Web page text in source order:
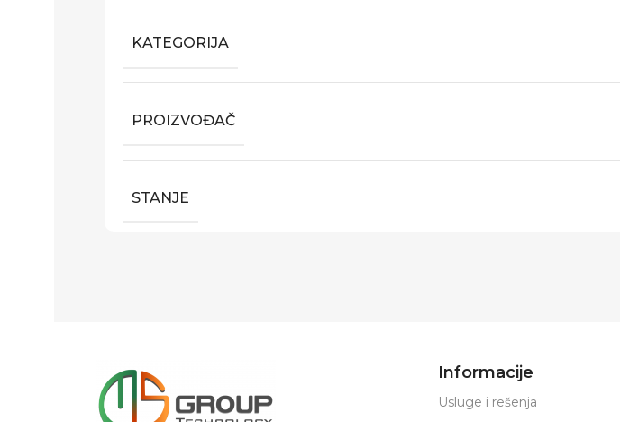
KATEGORIJA
PROIZVOĐAČ
STANJE
Informacije
Usluge i rešenja